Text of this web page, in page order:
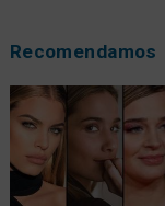
Recomendamos